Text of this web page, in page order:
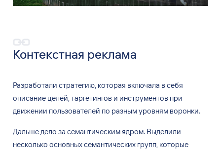
Контекстная реклама
Разработали стратегию, которая включала в себя
описание целей, таргетингов и инструментов при
движении пользователей по разным уровням воронки.
Дальше дело за семантическим ядром. Выделили
несколько основных семантических групп, которые